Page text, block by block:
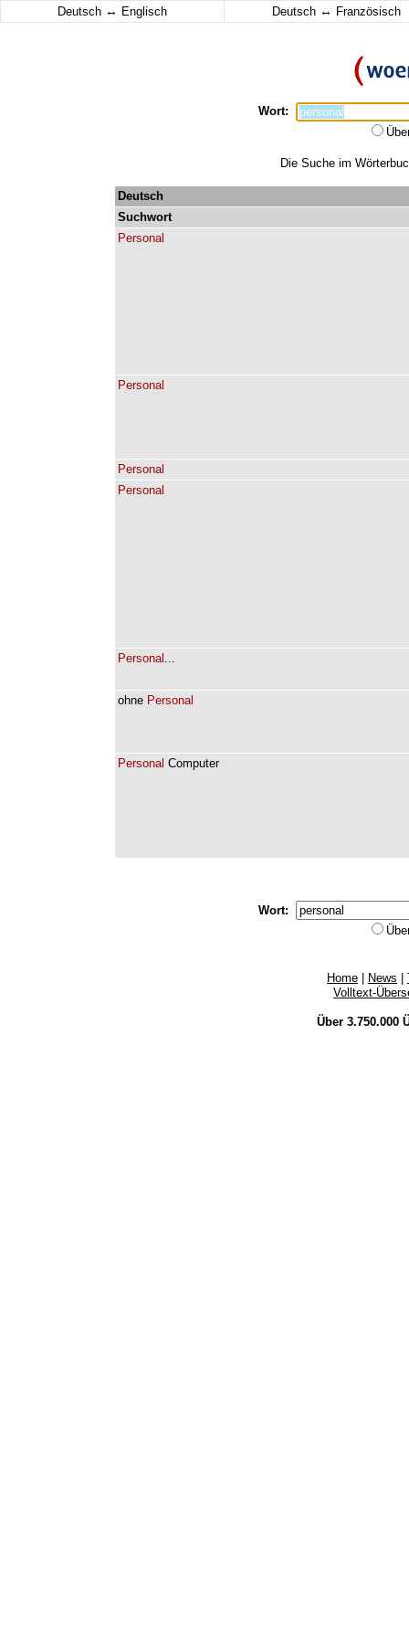
Deutsch ↔ Englisch Deutsch ↔ Französisch
Wort:
Die Suche im
Deutsch
Suchwort
Personal
Personal
Personal
Personal
Personal ...
ohne Personal
Personal Computer
Wort:
Home News
Volltext-
Über 3.750.000